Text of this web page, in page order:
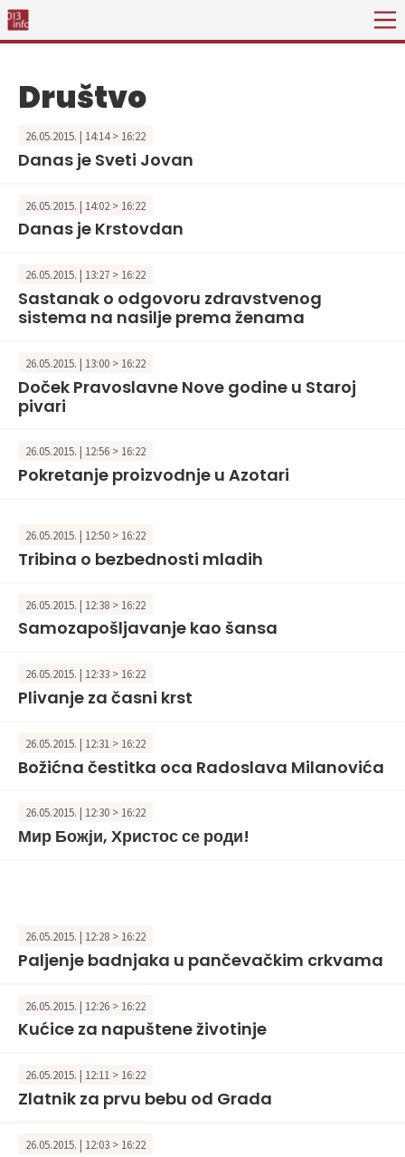
Društvo
26.05.2015. | 14:14 > 16:22
Danas je Sveti Jovan
26.05.2015. | 14:02 > 16:22
Danas je Krstovdan
26.05.2015. | 13:27 > 16:22
Sastanak o odgovoru zdravstvenog
sistema na nasilje prema ženama
26.05.2015. | 13:00 > 16:22
Doček Pravoslavne Nove godine u Staroj
pivari
26.05.2015. | 12:56 > 16:22
Pokretanje proizvodnje u Azotari
26.05.2015. | 12:50 > 16:22
Tribina o bezbednosti mladih
26.05.2015. | 12:38 > 16:22
Samozapošljavanje kao šansa
26.05.2015. | 12:33 > 16:22
Plivanje za časni krst
26.05.2015. | 12:31 > 16:22
Božićna čestitka oca Radoslava Milanovića
26.05.2015. | 12:30 > 16:22
Мир Божји, Христос се роди!
26.05.2015. | 12:28 > 16:22
Paljenje badnjaka u pančevačkim crkvama
26.05.2015. | 12:26 > 16:22
Kućice za napuštene životinje
26.05.2015. | 12:11 > 16:22
Zlatnik za prvu bebu od Grada
26.05.2015. | 12:03 > 16:22